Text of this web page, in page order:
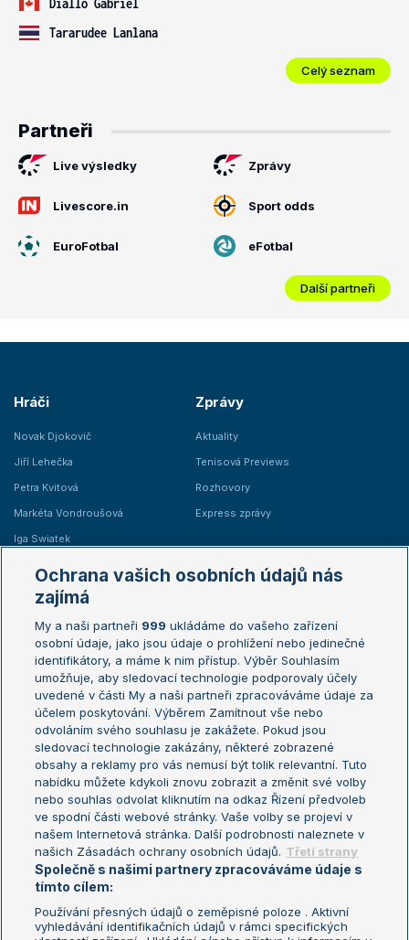
Diallo Gabriel
Tararudee Lanlana
Celý seznam
Partneři
Live výsledky Zprávy
Livescore.in Sport odds
EuroFotbal eFotbal
Další partneři
Hráči
Novak Djokovič
Jiří Lehečka
Petra Kvitová
Markéta Vondroušová
Iga Swiatek
Zprávy
Aktuality
Tenisová Previews
Rozhovory
Express zprávy
Žebříčky
Žebříček ATP (muži)
Žebříček WTA (ženy)
Sázkařský žebříček
Australian Open
French Open
Wimbledon
US Open
Turnaj mistrů
Turnaj mistryň
Aktualní trendy
Fotbalové přestupy
Livesport Daily
LS Prague Open
Ochrana vašich osobních údajů nás
zajímá
My a naši partneři 999 ukládáme do vašeho zařízení
osobní údaje, jako jsou údaje o prohlížení nebo jedinečné
identifikátory, a máme k nim přístup. Výběr Souhlasím
umožňuje, aby sledovací technologie podporovaly účely
uvedené v části My a naši partneři zpracováváme údaje za
účelem poskytování. Výběrem Zamítnout vše nebo
odvoláním svého souhlasu je zakážete. Pokud jsou
sledovací technologie zakázány, některé zobrazené
obsahy a reklamy pro vás nemusí být tolik relevantní. Tuto
nabídku můžete kdykoli znovu zobrazit a změnit své volby
nebo souhlas odvolat kliknutím na odkaz Řízení předvoleb
ve spodní části webové stránky. Vaše volby se projeví v
našem Internetová stránka. Další podrobnosti naleznete v
našich Zásadách ochrany osobních údajů. Třetí strany
Společně s našimi partnery zpracováváme údaje s
tímto cílem:
Používání přesných údajů o zeměpisné poloze . Aktivní
vyhledávání identifikačních údajů v rámci specifických